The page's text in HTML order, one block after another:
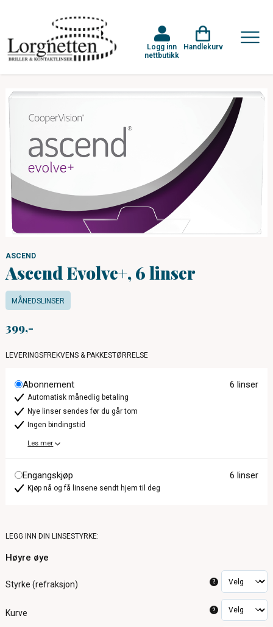
Logg inn
nettbutikk
Handlekurv
ASCEND
Ascend Evolve+, 6 linser
MÅNEDSLINSER
399
LEVERINGSFREKVENS & PAKKESTØRRELSE
Abonnement 6 linser
Automatisk månedlig betaling
Nye linser sendes før du går tom
Ingen bindingstid
Les mer
Engangskjøp 6 linser
Kjøp nå og få linsene sendt hjem til deg
LEGG INN DIN LINSESTYRKE:
Høyre øye
Styrke (refraksjon) ?
Kurve ?